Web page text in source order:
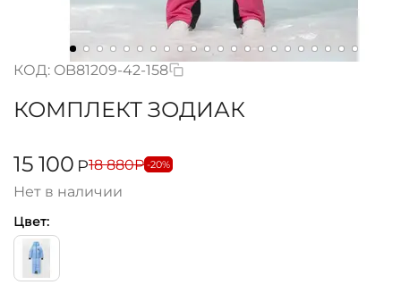
КОД: OB81209-42-158
КОМПЛЕКТ ЗОДИАК
15 100 Р18 880Р -20%
Нет в наличии
Цвет: